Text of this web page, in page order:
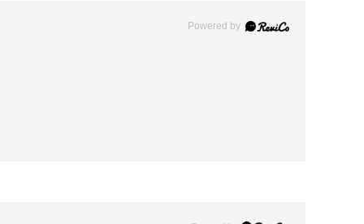
Powered by